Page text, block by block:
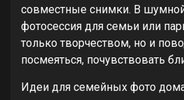
совместные снимки. В
фотосессия для семьи или
только творчеством, но и
посмеяться, почувствовать
Идеи для семейных фото